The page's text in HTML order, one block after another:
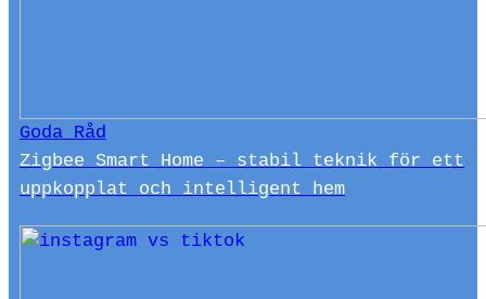
Goda Råd
Zigbee Smart Home – stabil teknik för ett
uppkopplat och intelligent hem